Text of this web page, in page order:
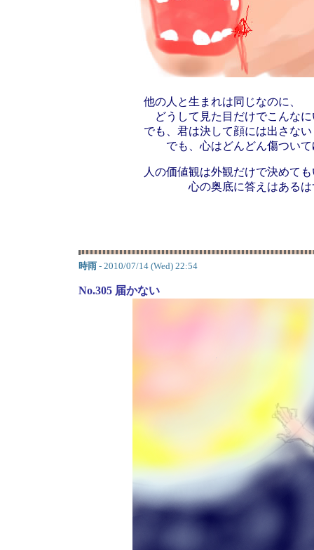
他の人と生まれは同じなのに、
どうして見た目だけでこんなに
でも、君は決して顔には出さない
でも、心はどんどん傷ついて
人の価値観は外観だけで決めて
心の奥底に答えはある
時雨 - 2010/07/14 (Wed) 22:54
No.305 届かない